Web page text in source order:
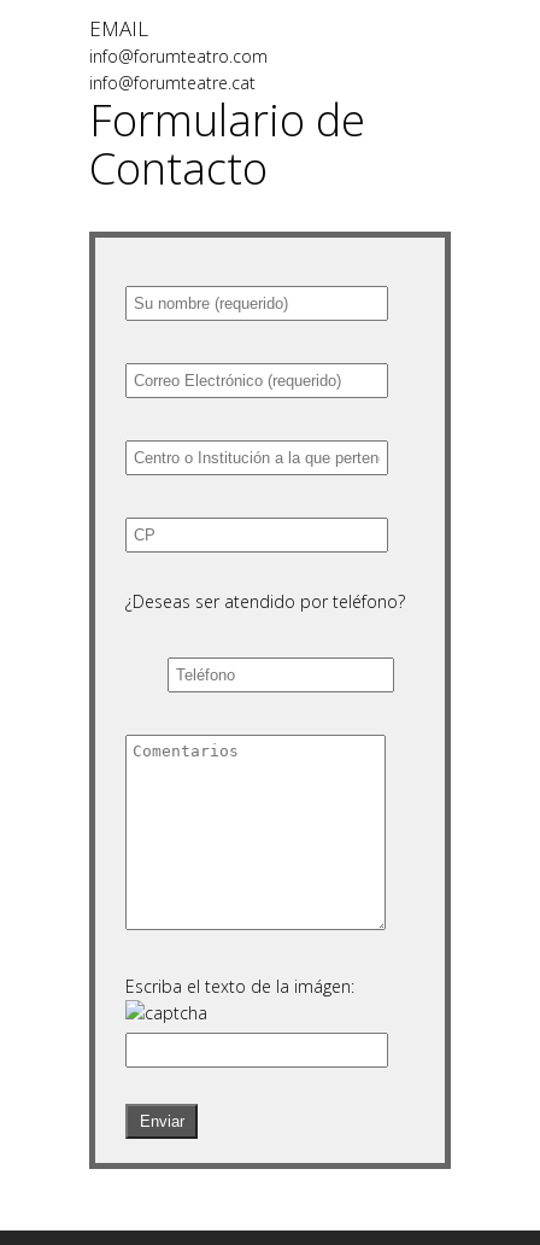
EMAIL
info@forumteatro.com
info@forumteatre.cat
Formulario de
Contacto
¿Deseas ser atendido por teléfono?
Escriba el texto de la imágen: